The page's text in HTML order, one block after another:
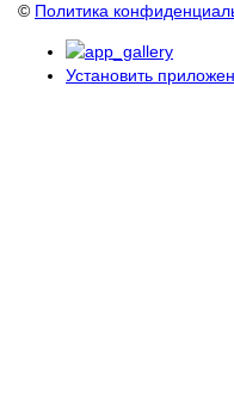
© Политика
Установить